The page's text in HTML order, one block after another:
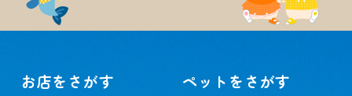
お店をさがす ペットをさがす